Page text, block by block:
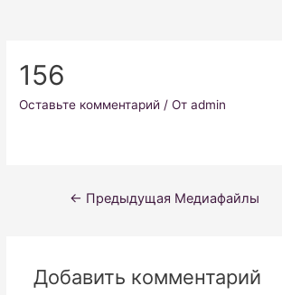
156
Оставьте комментарий / От admin
Навигация
← Предыдущая Медиафайлы
Добавить комментарий